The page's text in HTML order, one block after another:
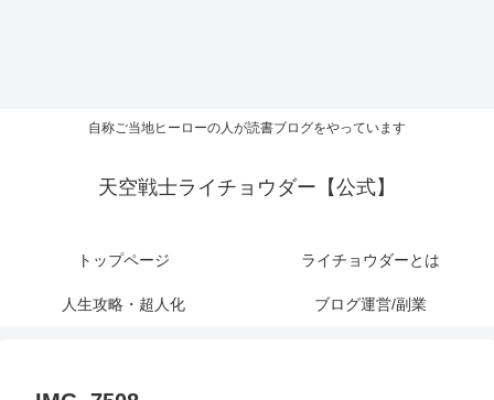
自称ご当地ヒーローの人が読書ブログをやっています
天空戦士ライチョウダー【公式】
トップページ ライチョウダーとは
人生攻略・超人化 ブログ運営/副業